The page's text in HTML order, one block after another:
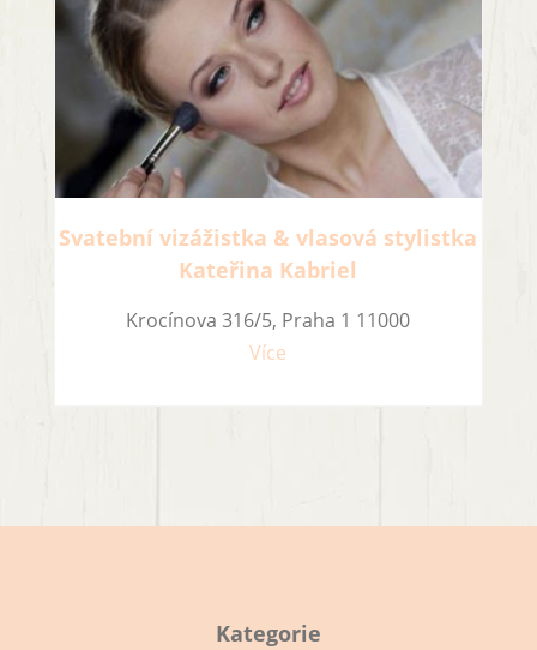
Svatební vizážistka & vlasová stylistka
Kateřina Kabriel
Krocínova 316/5, Praha 1 11000
Více
Kategorie